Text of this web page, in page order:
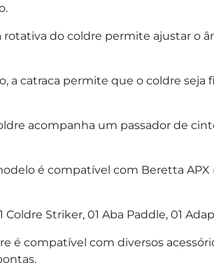
rotativa do coldre permite ajustar o
a catraca permite que o coldre
acompanha um passador de
é compatível com Beretta
Coldre Striker, 01 Aba Paddle, 01
é compatível com diversos